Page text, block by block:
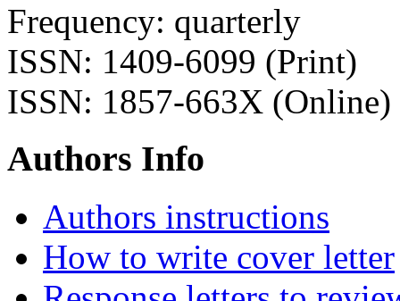
Frequency: quarterly
ISSN: 1409-6099 (Print)
ISSN: 1857-663X (Online)
Authors Info
Authors instructions
How to write cover letter